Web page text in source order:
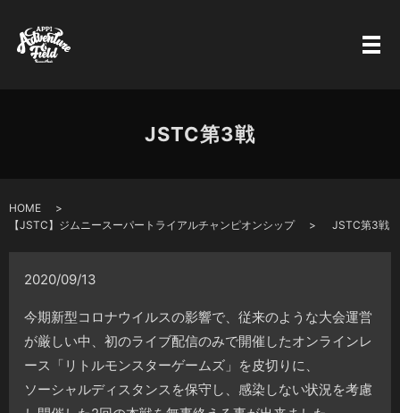
JSTC第3戦
HOME
【JSTC】ジムニースーパートライアルチャンピオンシップ
JSTC第3戦
2020/09/13
今期新型コロナウイルスの影響で、従来のような大会運営
が厳しい中、初のライブ配信のみで開催したオンラインレ
ース「リトルモンスターゲームズ」を皮切りに、
ソーシャルディスタンスを保守し、感染しない状況を考慮